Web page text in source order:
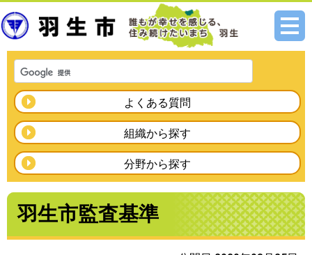
メニ
よくある質問
組織から探す
分野から探す
羽生市監査基準